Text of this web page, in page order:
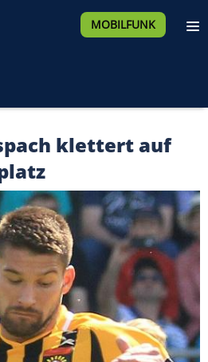
MOBILFUNK
klettert auf